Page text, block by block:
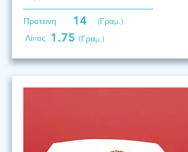
Προτεινη 14
(Γραμ.)
Λίπος 1.75 (Γραμ.)